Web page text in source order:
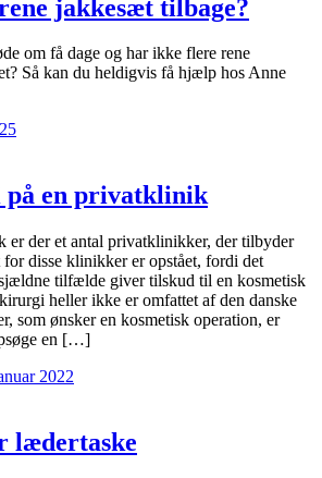
jakkesæt tilbage?
om få dage og har ikke flere rene
Så kan du heldigvis få hjælp hos Anne
en privatklinik
er der et antal privatklinikker, der tilbyder
disse klinikker er opstået, fordi det
tilfælde giver tilskud til en kosmetisk
heller ikke er omfattet af den danske
som ønsker en kosmetisk operation, er
en […]
2022
lædertaske